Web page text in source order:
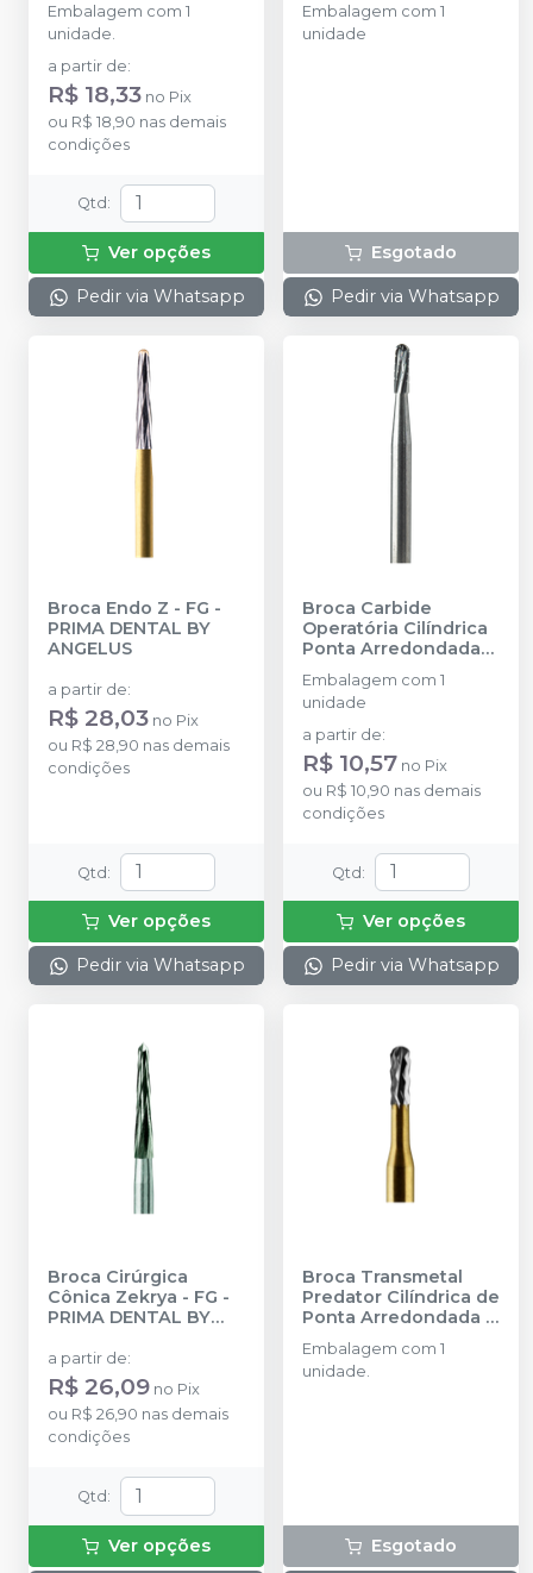
DENTAL BY ANGELUS
Embalagem com 1
unidade.
a partir de:
R$ 18,33 no Pix
ou R$ 18,90 nas demais
condições
Qtd :
Ver opções
Pedir via Whatsapp
19mm-PRIMA
DENTAL BY ANGELUS
Embalagem com 1
unidade
Esgotado
Pedir via Whatsapp
Broca Endo Z - FG -
PRIMA DENTAL BY
ANGELUS
a partir de:
R$ 28,03 no Pix
ou R$ 28,90 nas demais
condições
Qtd:
Ver opções
Pedir via Whatsapp
Broca Carbide
Operatória Cilíndrica
Ponta Arredondada
Corte Cruzado - FG
19MM-PRIMA
DENTAL BY ANGELUS
Embalagem com 1
unidade
a partir de:
R$ 10,57 no Pix
ou R$ 10,90 nas demais
condições
Qtd:
Ver opções
Pedir via Whatsapp
Broca Cirúrgica
Cônica Zekrya - FG -
PRIMA DENTAL BY
a partir de:
R$ 26,09 no Pix
ou R$ 26,90 nas demais
condições
Qtd :
Ver opções
Broca Transmetal
Predator Cilíndrica de
Ponta Arredondada e
Corte Híbrido TRDX -
FG 19MM- PRIMA
DENTAL BY ANGELUS
Embalagem com 1
unidade.
Esgotado